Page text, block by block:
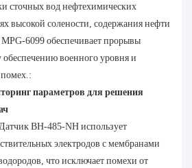
сточных вод нефтехимических
высокой солености, содержания нефти
6099 обеспечивает прорывы
обеспечению военного уровня и
параметров для решения
BH-485-NH использует
электродов с мембранами
что исключает помехи от